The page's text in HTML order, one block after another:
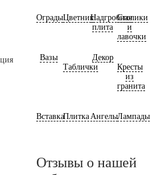
ОградыЦветникНадгробная
плита
Столики
и
лавочки
Вазы
Таблички
Декор
Кресты
из
гранита
ВставкаПлитка АнгелыЛампады
Отзывы о нашей